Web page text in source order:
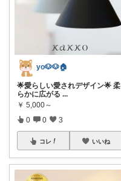
yo🐶🐶🏠
🌟愛らしい愛されデザイン🌟 柔
らかに広がる ...
￥ 5,000～
0 0 3
コレ いいね